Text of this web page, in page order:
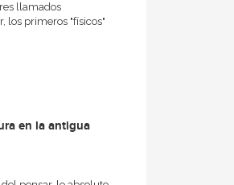
llamados
los primeros "físicos"
en la antigua